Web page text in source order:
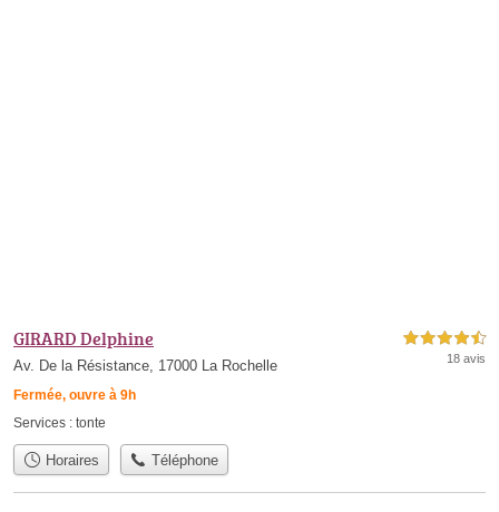
GIRARD Delphine
Av. De la Résistance, 17000 La Rochelle
Fermée, ouvre à 9h
4,5 étoiles sur 5
18 avis
Services : tonte
Horaires Téléphone